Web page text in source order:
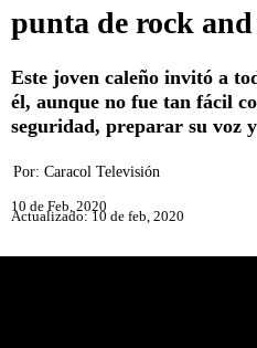
punta de rock
Este joven caleño invitó a
él, aunque no fue tan fácil
seguridad, preparar su voz
Por: Caracol Televisión
10 de Feb, 2020
Actualizado: 10 de feb, 2020